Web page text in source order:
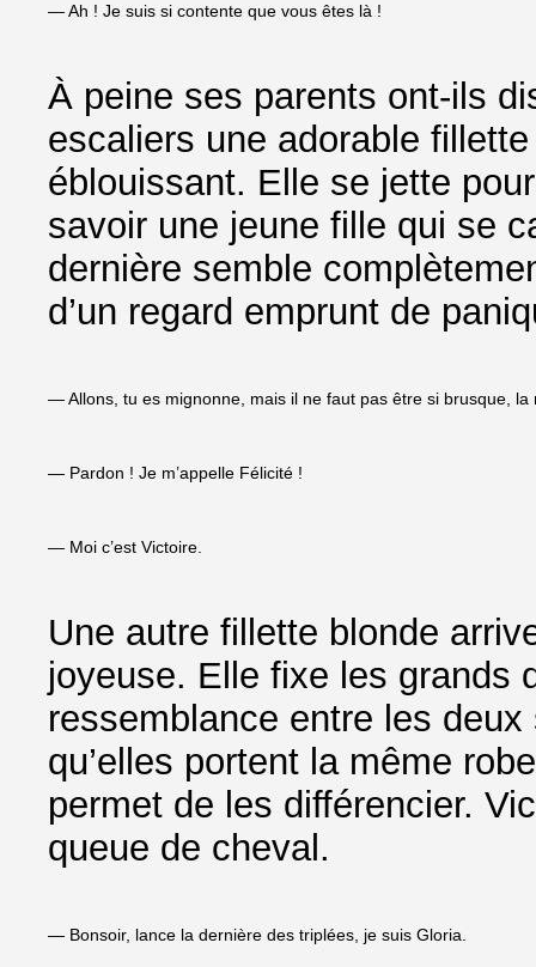
— Ah ! Je suis si contente que vous êtes là !
À peine ses parents ont-ils
escaliers une adorable
éblouissant. Elle se jette
savoir une jeune fille qui se
dernière semble
d’un regard emprunt de
— Allons, tu es mignonne, mais il ne faut pas être si brusque,
— Pardon ! Je m’appelle Félicité !
— Moi c’est Victoire.
Une autre fillette blonde
joyeuse. Elle fixe les grands
ressemblance entre les
qu’elles portent la même
permet de les différencier.
queue de cheval.
— Bonsoir, lance la dernière des triplées, je suis Gloria.